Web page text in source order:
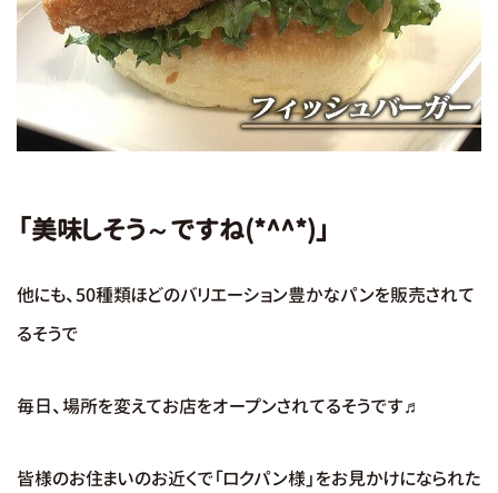
「美味しそう～ですね(*^^*)」
他にも、50種類ほどのバリエーション豊かなパンを販売されて
るそうで
毎日、場所を変えてお店をオープンされてるそうです♬
皆様のお住まいのお近くで「ロクパン様」をお見かけになられた